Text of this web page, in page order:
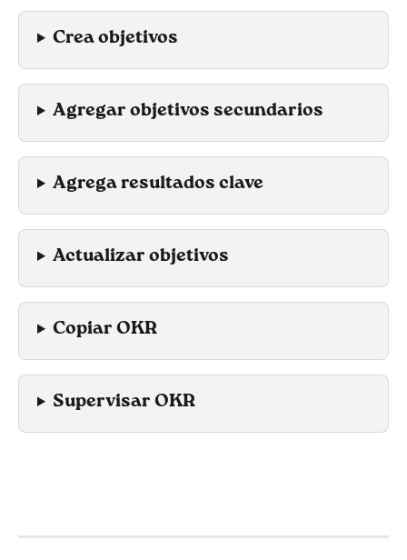
Crea objetivos
Agregar objetivos secundarios
Agrega resultados clave
Actualizar objetivos
Copiar OKR
Supervisar OKR